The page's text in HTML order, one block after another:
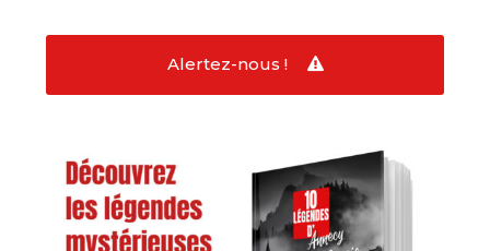
Alertez-nous !